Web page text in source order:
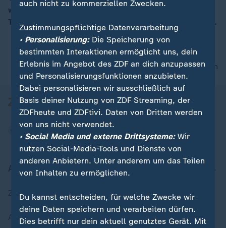
00:19
wurde ein mutmaßliches Mitbegründer des
Transplantationsnetzwerks in Russland festgenommen.
nach oben
Aktuell bei ZDFheute
Zuletzt veröffentlicht
Aktuelle Sendungs-Videos
auch nicht zu kommerziellen Zwecken.
Zustimmungspflichtige Datenverarbeitung
• Personalisierung:Die Speicherung von
bestimmten Interaktionen ermöglicht uns, dein
Erlebnis im Angebot des ZDF an dich anzupassen
und Personalisierungsfunktionen anzubieten.
Dabei personalisieren wir ausschließlich auf
Basis deiner Nutzung von ZDF Streaming, der
ZDFheute und ZDFtivi. Daten von Dritten werden
von uns nicht verwendet.
• Social Media und externe Drittsysteme:Wir
nutzen Social-Media-Tools und Dienste von
anderen Anbietern. Unter anderem um das Teilen
von Inhalten zu ermöglichen.
Du kannst entscheiden, für welche Zwecke wir
deine Daten speichern und verarbeiten dürfen.
Dies betrifft nur dein aktuell genutztes Gerät. Mit